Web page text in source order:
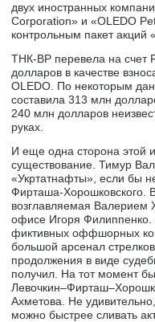
двух иностранных
Corporation» и «OLEDO
контрольным пакет акций
ТНК-BP перевела на счет
долларов в качестве
OLEDO. По некоторым
составила 313 млн
240 млн долларов
руках.
И еще одна сторона этой
существование. Тимур
«Укртатнафты», если бы
Фирташа-Хорошковского.
возглавляемая Валерием
офисе Игоря Филиппенко.
фиктивных оффшорных
большой арсенал
продолжения в виде
получил. На тот момент
Ахметова. Не
можно быстрее сливать